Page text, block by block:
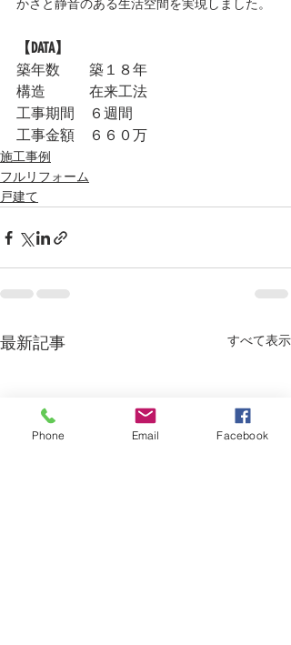
かさと静音のある生活空間を実現しました。
【DATA】
築年数　　築１８年
構造　　　在来工法
工事期間　６週間
工事金額　６６０万
施工事例
フルリフォーム
戸建て
最新記事 すべて表示
Phone Email Facebook